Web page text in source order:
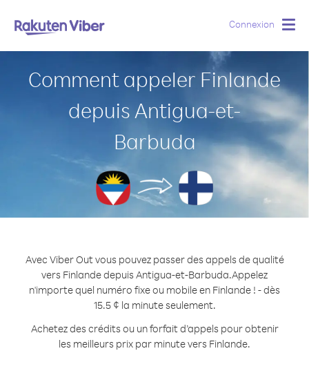
Connexion
Comment appeler Finlande
depuis Antigua-et-
Barbuda
Avec Viber Out vous pouvez passer des appels de qualité
vers Finlande depuis Antigua-et-Barbuda.Appelez
n'importe quel numéro fixe ou mobile en Finlande ! - dès
15.5 ¢ la minute seulement.
Achetez des crédits ou un forfait d’appels pour obtenir
les meilleurs prix par minute vers Finlande.